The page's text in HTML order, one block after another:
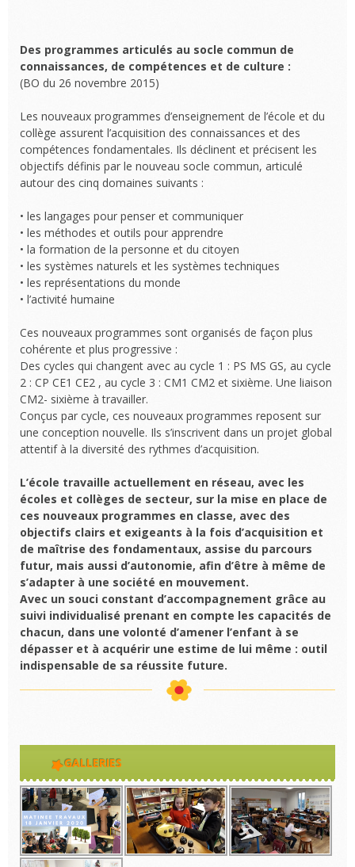
Des programmes articulés au socle commun de
connaissances, de compétences et de culture :
(BO du 26 novembre 2015)
Les nouveaux programmes d’enseignement de l’école et du
collège assurent l’acquisition des connaissances et des
compétences fondamentales. Ils déclinent et précisent les
objectifs définis par le nouveau socle commun, articulé
autour des cinq domaines suivants :
• les langages pour penser et communiquer
• les méthodes et outils pour apprendre
• la formation de la personne et du citoyen
• les systèmes naturels et les systèmes techniques
• les représentations du monde
• l’activité humaine
Ces nouveaux programmes sont organisés de façon plus
cohérente et plus progressive :
Des cycles qui changent avec au cycle 1 : PS MS GS, au cycle
2 : CP CE1 CE2 , au cycle 3 : CM1 CM2 et sixième. Une liaison
CM2- sixième à travailler.
Conçus par cycle, ces nouveaux programmes reposent sur
une conception nouvelle. Ils s’inscrivent dans un projet global
attentif à la diversité des rythmes d’acquisition.
L’école travaille actuellement en réseau, avec les
écoles et collèges de secteur, sur la mise en place de
ces nouveaux programmes en classe, avec des
objectifs clairs et exigeants à la fois d’acquisition et
de maîtrise des fondamentaux, assise du parcours
futur, mais aussi d’autonomie, afin d’être à même de
s’adapter à une société en mouvement.
Avec un souci constant d’accompagnement grâce au
suivi individualisé prenant en compte les capacités de
chacun, dans une volonté d’amener l’enfant à se
dépasser et à acquérir une estime de lui même : outil
indispensable de sa réussite future.
GALLERIES